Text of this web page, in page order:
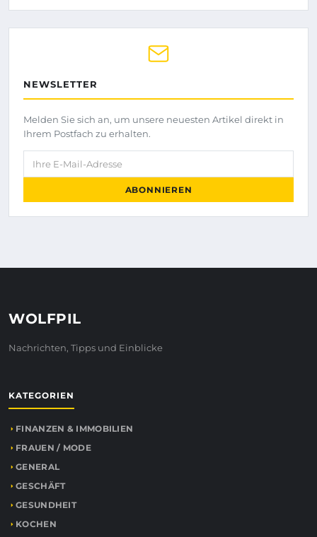
NEWSLETTER
Melden Sie sich an, um unsere neuesten Artikel direkt in
Ihrem Postfach zu erhalten.
Ihre E-Mail-Adresse
ABONNIEREN
WOLFPIL
Nachrichten, Tipps und Einblicke
KATEGORIEN
FINANZEN & IMMOBILIEN
FRAUEN / MODE
GENERAL
GESCHÄFT
GESUNDHEIT
KOCHEN